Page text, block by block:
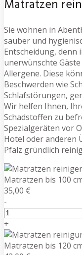
Matratzen
Sie wohnen in
sauber und
Entscheidung, denn
unerwünschte
Allergene. Diese
Beschwerden wie
Schlafstörungen,
Wir helfen Ihnen,
Schadstoffen zu
Spezialgeräten vor
Hotel oder anderen
Pfalz gründlich
Matratzen bis 100
35,00 €
-
+
Matratzen bis 120